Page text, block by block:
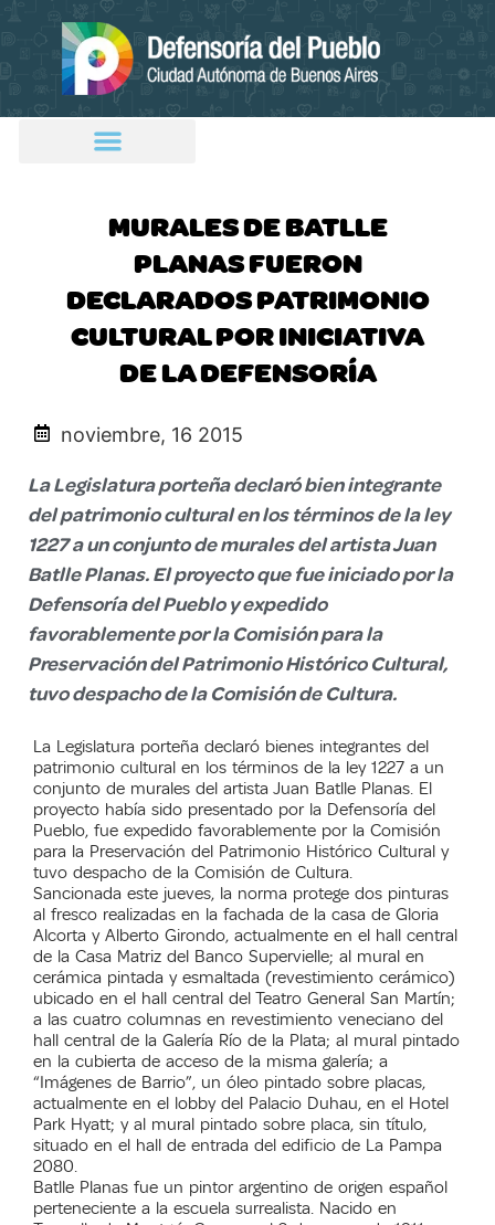
MURALES DE BATLLE
PLANAS FUERON
DECLARADOS PATRIMONIO
CULTURAL POR INICIATIVA
DE LA DEFENSORÍA
noviembre, 16 2015
La Legislatura porteña declaró bien integrante
del patrimonio cultural en los términos de la ley
1227 a un conjunto de murales del artista Juan
Batlle Planas. El proyecto que fue iniciado por la
Defensoría del Pueblo y expedido
favorablemente por la Comisión para la
Preservación del Patrimonio Histórico Cultural,
tuvo despacho de la Comisión de Cultura.
La Legislatura porteña declaró bienes integrantes del
patrimonio cultural en los términos de la ley 1227 a un
conjunto de murales del artista Juan Batlle Planas. El
proyecto había sido presentado por la Defensoría del
Pueblo, fue expedido favorablemente por la Comisión
para la Preservación del Patrimonio Histórico Cultural y
tuvo despacho de la Comisión de Cultura.
Sancionada este jueves, la norma protege dos pinturas
al fresco realizadas en la fachada de la casa de Gloria
Alcorta y Alberto Girondo, actualmente en el hall central
de la Casa Matriz del Banco Supervielle; al mural en
cerámica pintada y esmaltada (revestimiento cerámico)
ubicado en el hall central del Teatro General San Martín;
a las cuatro columnas en revestimiento veneciano del
hall central de la Galería Río de la Plata; al mural pintado
en la cubierta de acceso de la misma galería; a
“Imágenes de Barrio”, un óleo pintado sobre placas,
actualmente en el lobby del Palacio Duhau, en el Hotel
Park Hyatt; y al mural pintado sobre placa, sin título,
situado en el hall de entrada del edificio de La Pampa
2080.
Batlle Planas fue un pintor argentino de origen español
perteneciente a la escuela surrealista. Nacido en